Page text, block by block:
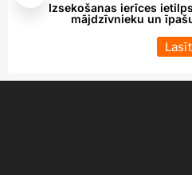
Izsekošanas ierīces
mājdzīvnieku un
Lasīt